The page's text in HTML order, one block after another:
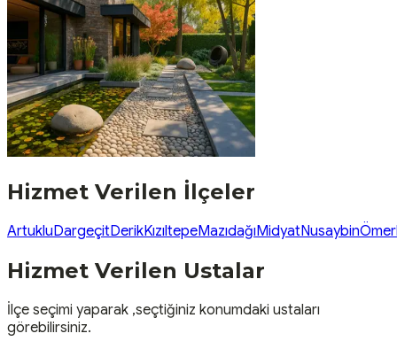
Hizmet Verilen İlçeler
ArtukluDargeçitDerikKızıltepeMazıdağıMidyatNusaybin
Hizmet Verilen Ustalar
İlçe seçimi yaparak ,seçtiğiniz konumdaki ustaları
görebilirsiniz.